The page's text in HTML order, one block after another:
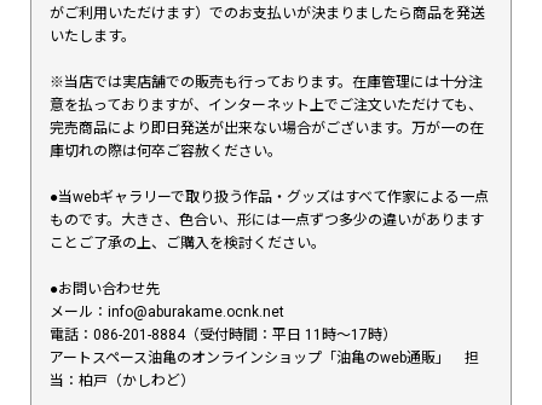
がご利用いただけます）でのお支払いが決まりましたら商品を発送
いたします。
※当店では実店舗での販売も行っております。在庫管理には十分注
意を払っておりますが、インターネット上でご注文いただけても、
完売商品により即日発送が出来ない場合がございます。万が一の在
庫切れの際は何卒ご容赦ください。
●当webギャラリーで取り扱う作品・グッズはすべて作家による一点
ものです。大きさ、色合い、形には一点ずつ多少の違いがあります
ことご了承の上、ご購入を検討ください。
●お問い合わせ先
メール：info@aburakame.ocnk.net
電話：086-201-8884（受付時間：平日 11時〜17時）
アートスペース油亀のオンラインショップ「油亀のweb通販」 担
当：柏戸（かしわど）